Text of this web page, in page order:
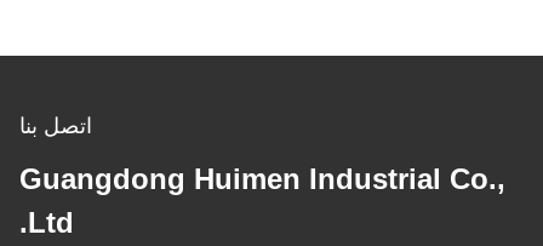
اتصل بنا
Guangdong Huimen Industrial Co.,
Ltd.